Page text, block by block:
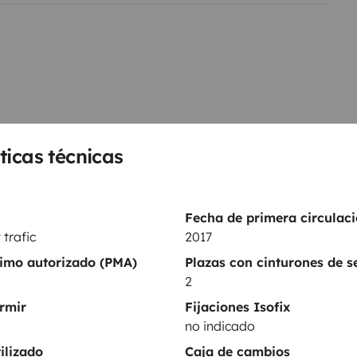
técnicas
trafic
Fecha de primera
2017
autorizado (PMA)
Plazas con cinturones de
2
Fijaciones Isofix
no indicado
Caja de cambios
même pour les novices du
tout en offrant un espace
C’est la solution
Radar de marcha atrás
Entrada de audio / iPod
Mesa interior